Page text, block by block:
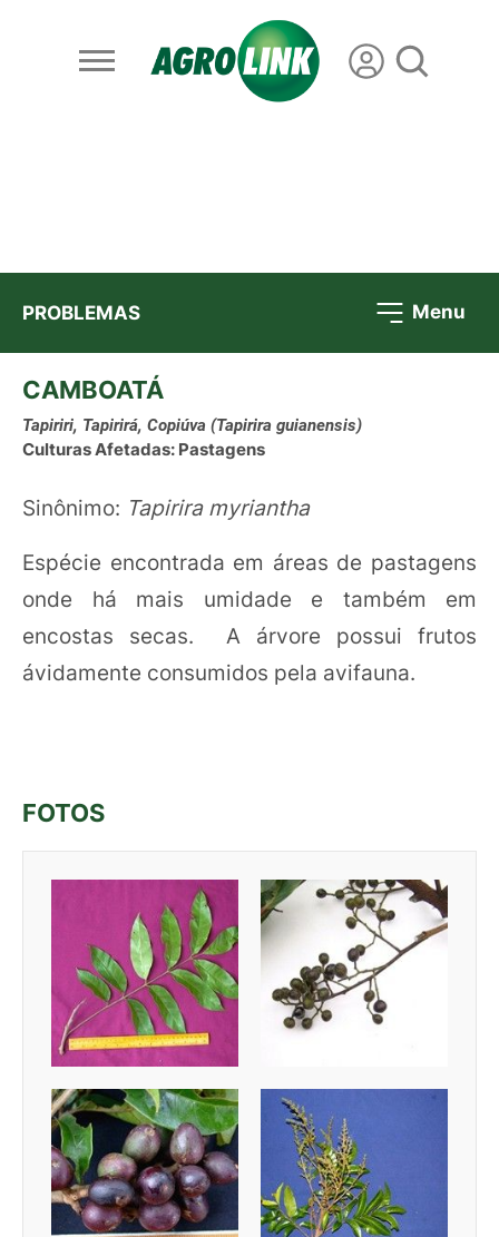
PROBLEMAS Menu
CAMBOATÁ
Tapiriri, Tapirirá, Copiúva (Tapirira guianensis)
Culturas Afetadas: Pastagens
Sinônimo: Tapirira myriantha
Espécie encontrada em áreas de pastagens
onde há mais umidade e também em
encostas secas. A árvore possui frutos
ávidamente consumidos pela avifauna.
FOTOS